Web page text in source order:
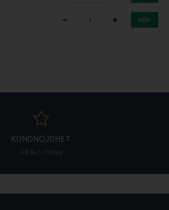
KÖP
KUNDNÖJDHET
4.8 av 5 i betyg